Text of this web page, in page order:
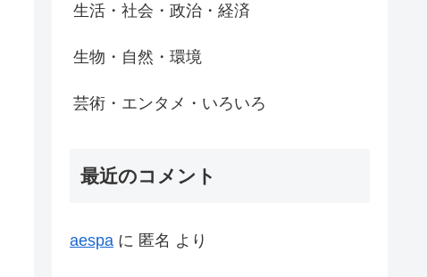
生活・社会・政治・経済
生物・自然・環境
芸術・エンタメ・いろいろ
最近のコメント
aespa に 匿名 より